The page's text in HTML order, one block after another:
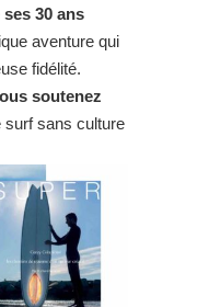
30 ans
aventure qui
fidélité.
soutenez
surf sans culture